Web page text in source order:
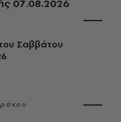
07.08.2026
Σαββάτου